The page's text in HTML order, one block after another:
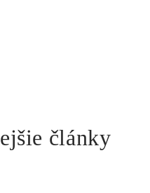
články